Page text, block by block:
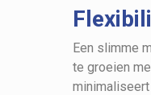
Een slimme
te groeien